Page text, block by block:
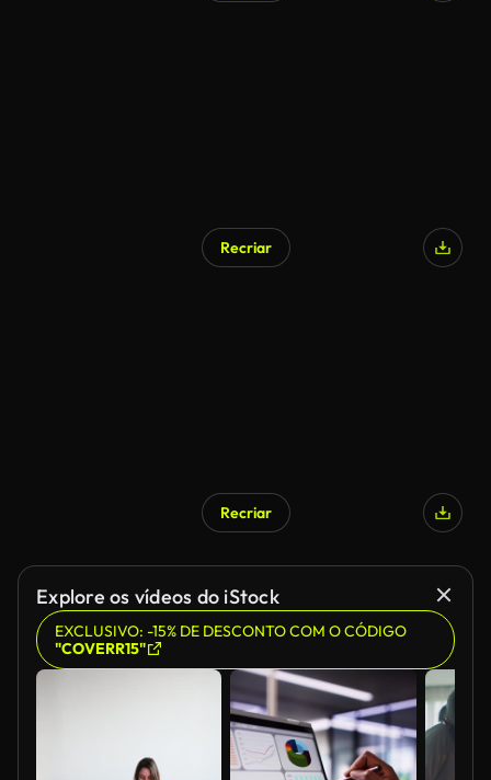
Recriar
Recriar
Explore os vídeos do iStock
EXCLUSIVO: -15% DE DESCONTO COM O CÓDIGO
"COVERR15"